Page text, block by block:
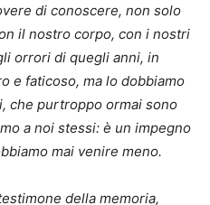
di conoscere, non solo
il nostro corpo, con i nostri
orrori di quegli anni, in
e faticoso, ma lo dobbiamo
che purtroppo ormai sono
a noi stessi: è un impegno
mai venire meno.
della memoria,